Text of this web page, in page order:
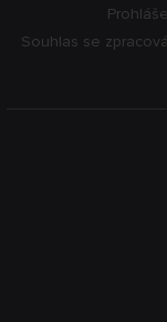
Souhlas se